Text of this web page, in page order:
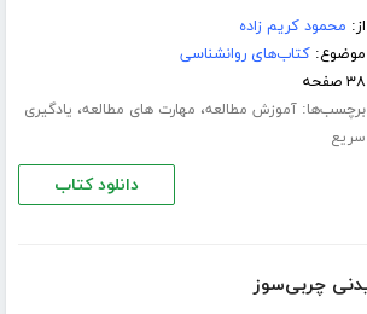
از: محمود کریم زاده
موضوع:کتاب‌های روانشناسی
۳۸ صفحه
برچسب‌ها:آموزش مطالعه، مهارت های مطالعه، یادگیری
سریع
دانلود کتاب